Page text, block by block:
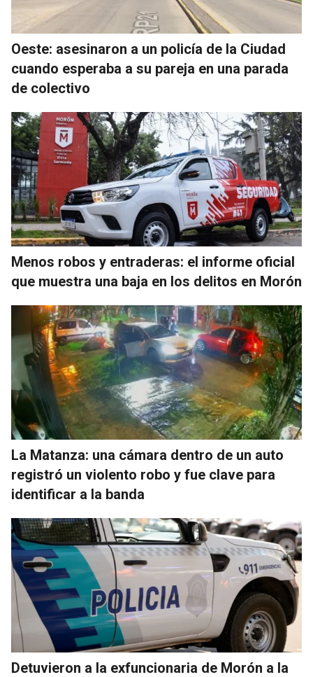
Oeste: asesinaron a un policía de la Ciudad
cuando esperaba a su pareja en una parada
de colectivo
Menos robos y entraderas: el informe oficial
que muestra una baja en los delitos en Morón
La Matanza: una cámara dentro de un auto
registró un violento robo y fue clave para
identificar a la banda
Detuvieron a la exfuncionaria de Morón a la